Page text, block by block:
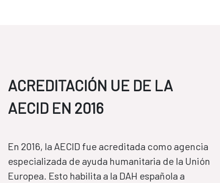
ACREDITACIÓN UE DE LA
AECID EN 2016
​​​​​​​En 2016, la AECID fue acreditada como agencia
especializada de ayuda humanitaria de la Unión
Europea. Esto habilita a la DAH española a